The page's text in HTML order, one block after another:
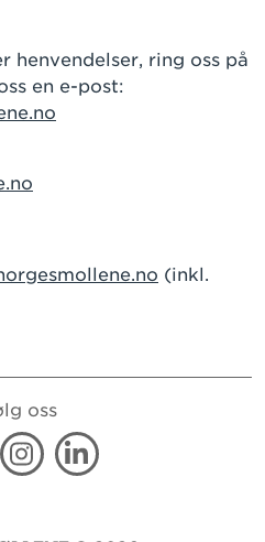
henvendelser, ring oss på
en e-post:
(inkl.
oss
InstagramLinkedin